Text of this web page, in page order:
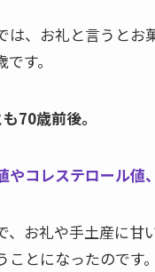
は、お礼と言うとお
す。
70歳前後。
やコレステロール値
、お礼や手土産に甘
ことになったのです。